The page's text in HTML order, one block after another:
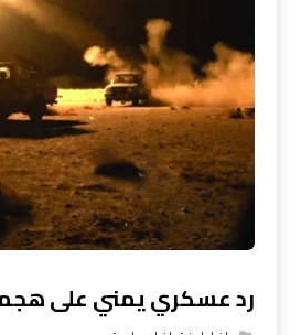
رد عسكري يمني على